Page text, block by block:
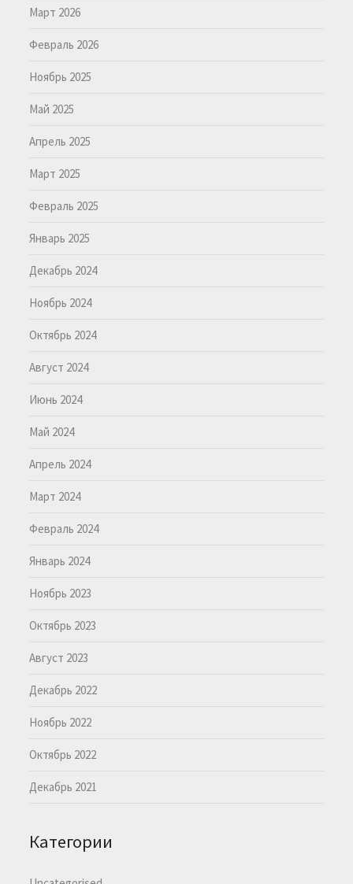
Март 2026
Февраль 2026
Ноябрь 2025
Май 2025
Апрель 2025
Март 2025
Февраль 2025
Январь 2025
Декабрь 2024
Ноябрь 2024
Октябрь 2024
Август 2024
Июнь 2024
Май 2024
Апрель 2024
Март 2024
Февраль 2024
Январь 2024
Ноябрь 2023
Октябрь 2023
Август 2023
Декабрь 2022
Ноябрь 2022
Октябрь 2022
Декабрь 2021
Категории